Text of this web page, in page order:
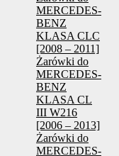
MERCEDES-
BENZ
KLASA CLC
[2008 – 2011]
Żarówki do
MERCEDES-
BENZ
KLASA CL
III W216
[2006 – 2013]
Żarówki do
MERCEDES-